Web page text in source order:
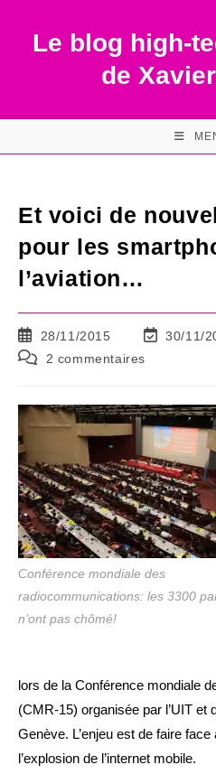
contentLe blog high-
de
Et voici de
pour les
l’aviation…
Publication
publiée :
28/11/2015
Dernière
publication
30/11/
Commentaires
publication :
2 commentaires
Conférence mondiale des
radiocommunications: les 3300
n’ont pas chômé!
lors de la Conférence mondiale
(CMR-15) organisée par l’UIT et
Genève. L’enjeu est de faire
l’explosion de l’internet mobile.